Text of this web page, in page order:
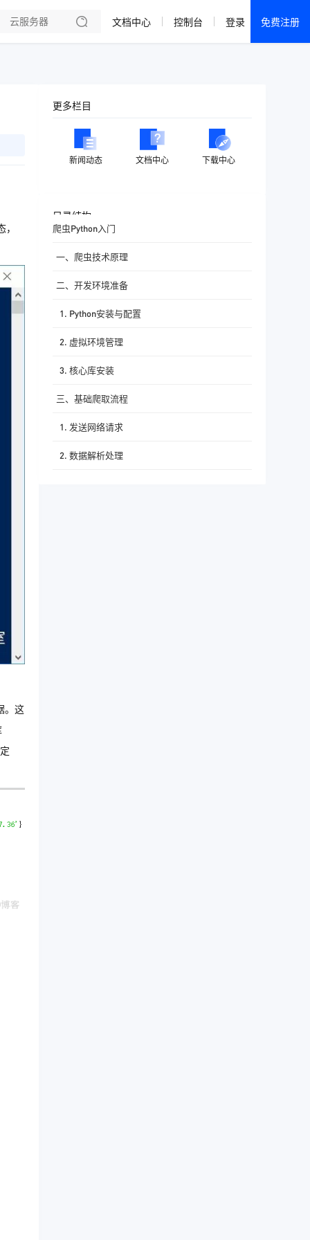
成都电信·云服务器
襄阳电信·云服务器
文档中心 控制台 登录 免费注册
。这
更多栏目
新闻动态 文档中心 下载中心
目录结构
爬虫Python入门
一、爬虫技术原理
二、开发环境准备
1. Python安装与配置
2. 虚拟环境管理
3. 核心库安装
三、基础爬取流程
1. 发送网络请求
2. 数据解析处理